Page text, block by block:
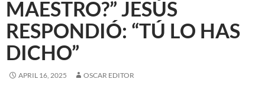
MAESTRO?” JESÚS
RESPONDIÓ: “TÚ LO HAS
DICHO”
APRIL 16, 2025 OSCAR EDITOR